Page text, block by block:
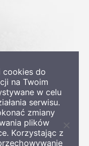
cookies do
na Twoim
w celu
serwisu.
zmiany
plików
Korzystając z